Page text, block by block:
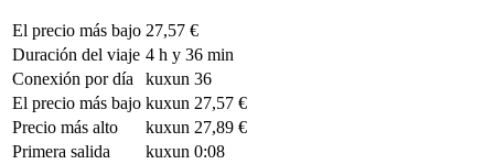
El precio más bajo 27,57 €
Duración del viaje 4 h y 36 min
Conexión por día
kuxun 36
El precio más bajo kuxun 27,57 €
Precio más alto
kuxun 27,89 €
Primera salida
kuxun 0:08